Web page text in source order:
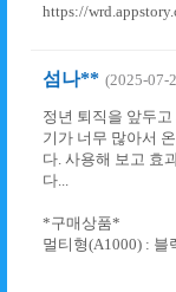
https://
섬나** (2025-07-
정년 퇴직을 앞두
기가 너무 많아서
다. 사용해 보고 효
다...
*구매상품*
멀티형(A1000) : 블